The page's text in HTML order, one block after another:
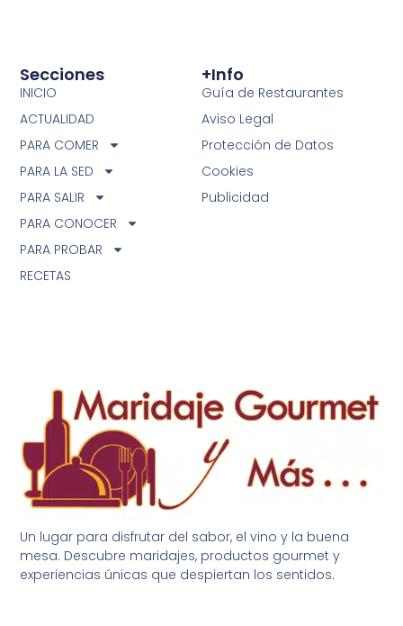
Un lugar para disfrutar del sabor, el vino y la buena
mesa. Descubre maridajes, productos gourmet y
experiencias únicas que despiertan los sentidos.
+info
Guía de Restaurantes
Aviso Legal
Protección de Datos
Cookies
Publicidad
Secciones
INICIO
ACTUALIDAD
PARA COMER
PARA LA SED
PARA SALIR
PARA CONOCER
PARA PROBAR
RECETAS